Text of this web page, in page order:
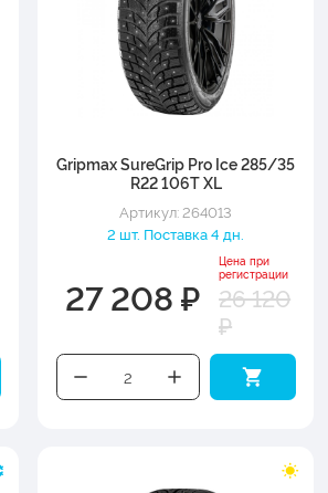
Gripmax SureGrip Pro Ice 285/35
R22 106T XL
Артикул: 264013
2 шт. Поставка 4 дн.
27 208 ₽
Цена при
регистрации
26 120
₽